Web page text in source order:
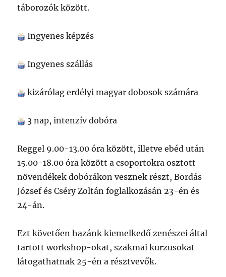
táborozók között.
Ingyenes képzés
Ingyenes szállás
kizárólag erdélyi magyar dobosok számára
3 nap, intenzív dobóra
Reggel 9.00-13.00 óra között, illetve ebéd után
15.00-18.00 óra között a csoportokra osztott
növendékek dobórákon vesznek részt, Bordás
József és Cséry Zoltán foglalkozásán 23-én és
24-án.
Ezt követően hazánk kiemelkedő zenészei által
tartott workshop-okat, szakmai kurzusokat
látogathatnak 25-én a résztvevők.